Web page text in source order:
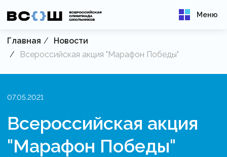
Меню
Главная
Новости
Всероссийская акция "Марафон Победы"
07.05.2021
Всероссийская акция
"Марафон Победы"